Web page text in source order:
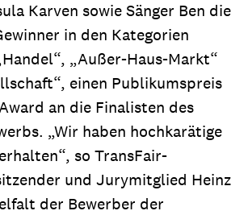
Karven sowie Sänger Ben die
in den Kategorien
„Außer-Haus-Markt“
einen Publikumspreis
an die Finalisten des
„Wir haben hochkarätige
so TransFair-
und Jurymitglied Heinz
der Bewerber der